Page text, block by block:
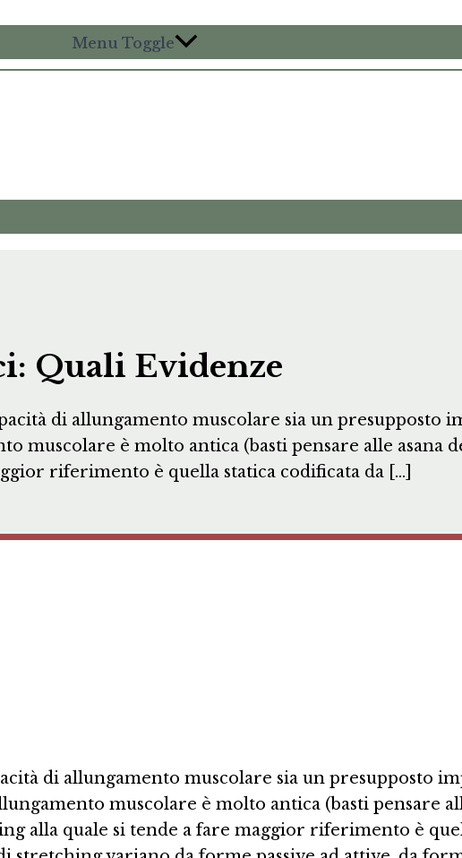
Menu Toggle
Quali Evidenze
di allungamento muscolare sia un presupposto
muscolare è molto antica (basti pensare alle
riferimento è quella statica codificata da […]
di allungamento muscolare sia un presupposto
muscolare è molto antica (basti pensare
alla quale si tende a fare maggior riferimento è